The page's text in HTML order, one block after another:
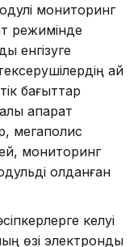
мониторинг
режимінде
енгізуге
қай
бағыттар
ақпарат
мегаполис
мониторинг
қолданған
келуі
өзі электронды